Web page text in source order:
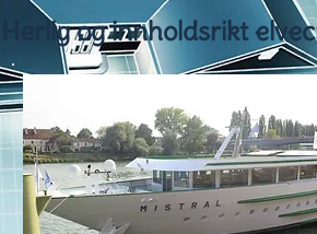
Herlig og innholdsrikt